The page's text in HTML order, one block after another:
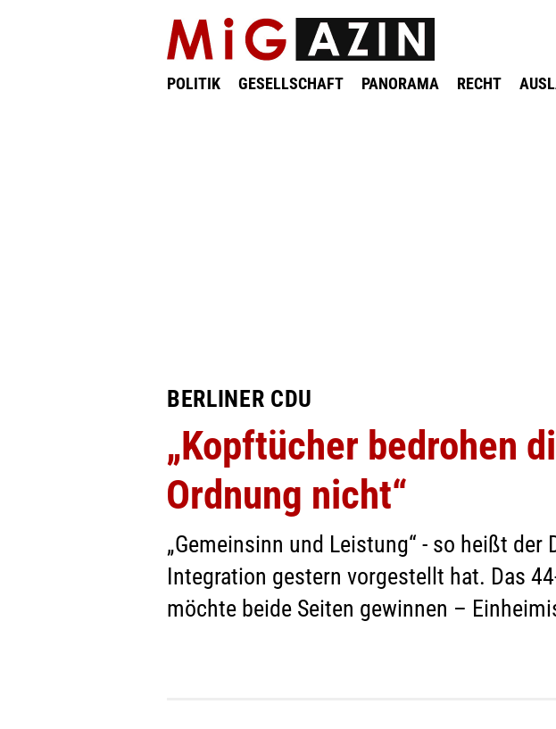
POLITIK GESELLSCHAFT PANORAMA RECHT
BERLINER CDU
„Kopftücher bedrohen
Ordnung nicht“
„Gemeinsinn und Leistung“ - so heißt
Integration gestern vorgestellt hat. Das
möchte beide Seiten gewinnen –